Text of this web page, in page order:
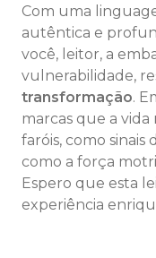
Com uma
autêntica e
você, leitor, a
vulnerabilidade,
transformação.
marcas que a vida
faróis, como sinais
como a força
Espero que esta
experiência